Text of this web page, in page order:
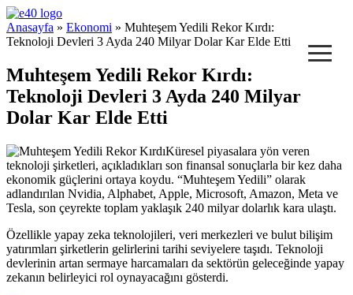
e40 Blog ≡
Anasayfa » Ekonomi » Muhteşem Yedili Rekor Kırdı:
Teknoloji Devleri 3 Ayda 240 Milyar Dolar Kar Elde Etti
Muhteşem Yedili Rekor Kırdı:
Teknoloji Devleri 3 Ayda 240 Milyar
Dolar Kar Elde Etti
Küresel piyasalara yön veren
teknoloji şirketleri, açıkladıkları son finansal sonuçlarla bir kez daha
ekonomik güçlerini ortaya koydu. “Muhteşem Yedili” olarak
adlandırılan Nvidia, Alphabet, Apple, Microsoft, Amazon, Meta ve
Tesla, son çeyrekte toplam yaklaşık 240 milyar dolarlık kara ulaştı.
Özellikle yapay zeka teknolojileri, veri merkezleri ve bulut bilişim
yatırımları şirketlerin gelirlerini tarihi seviyelere taşıdı. Teknoloji
devlerinin artan sermaye harcamaları da sektörün geleceğinde yapay
zekanın belirleyici rol oynayacağını gösterdi.